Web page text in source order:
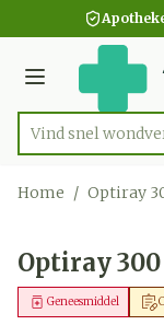
Ga naar de inhoud
Menu
Product, merk,
Vind snel
Home / Optiray
Optiray
Geneesmiddel